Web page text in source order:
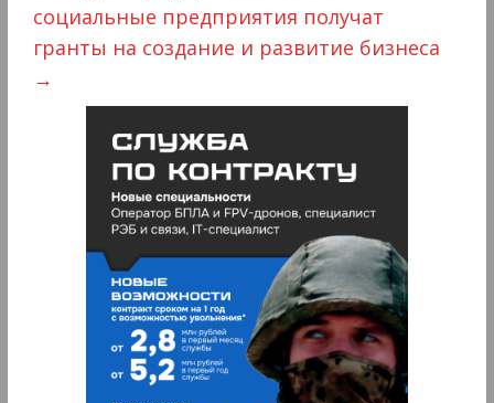
социальные предприятия получат
гранты на создание и развитие бизнеса
→